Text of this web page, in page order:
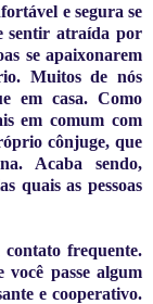
e segura se
sentir atraída por
se apaixonarem
Muitos de nós
em casa. Como
em comum com
cônjuge, que
Acaba sendo,
quais as pessoas
frequente.
você passe algum
e cooperativo.